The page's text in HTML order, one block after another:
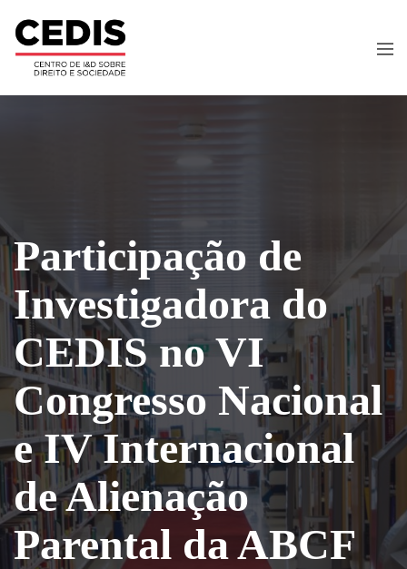
Participação de
Investigadora do
CEDIS no VI
Congresso Nacional
e IV Internacional
de Alienação
Parental da ABCF